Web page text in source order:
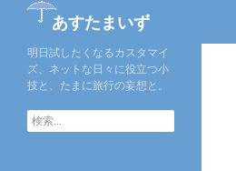
あすたまいず
明日試したくなるカスタマイ
ズ、ネットな日々に役立つ小
技と、たまに旅行の妄想と。
検
索: